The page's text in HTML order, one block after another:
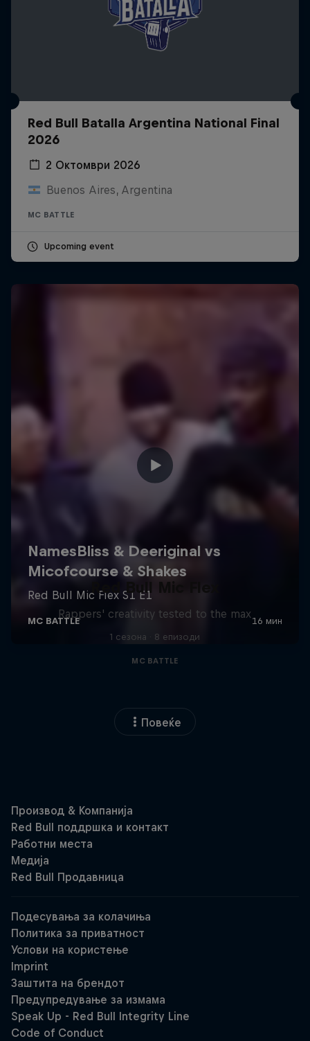
Red Bull Batalla Argentina National Final
2026
2 Октомври 2026
Buenos Aires, Argentina
MC BATTLE
Upcoming event
Red Bull Mic Flex
Rappers' creativity tested to the max
1 сезона · 8 епизоди
MC BATTLE
Повеќе